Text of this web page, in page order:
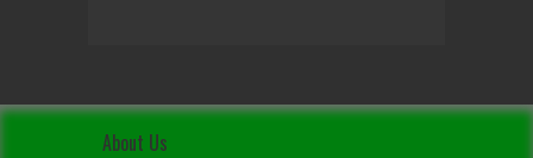
About Us